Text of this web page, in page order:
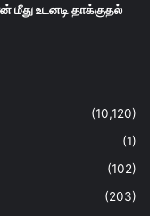
மீது உடனடி தாக்குதல்
(10,120)
(1)
(102)
(203)